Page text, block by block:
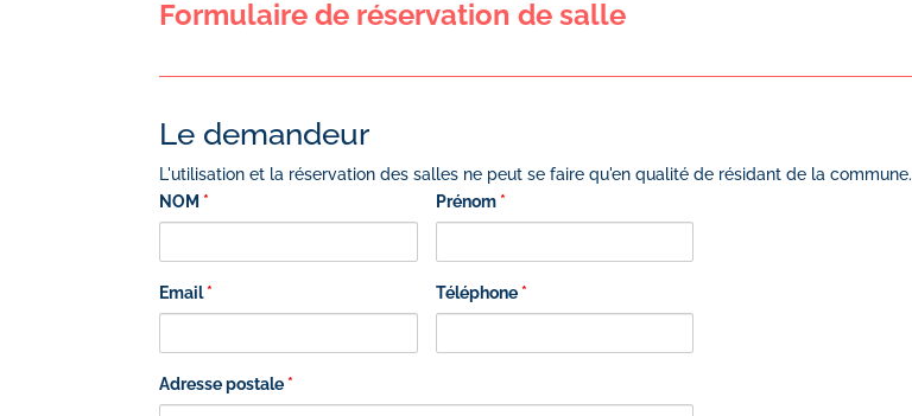
Formulaire de réservation de salle
Le demandeur
L'utilisation et la réservation des salles ne peut se faire qu'en qualité de résidant de la commune.
NOM *
Email*
Prénom *
Téléphone *
Adresse postale *